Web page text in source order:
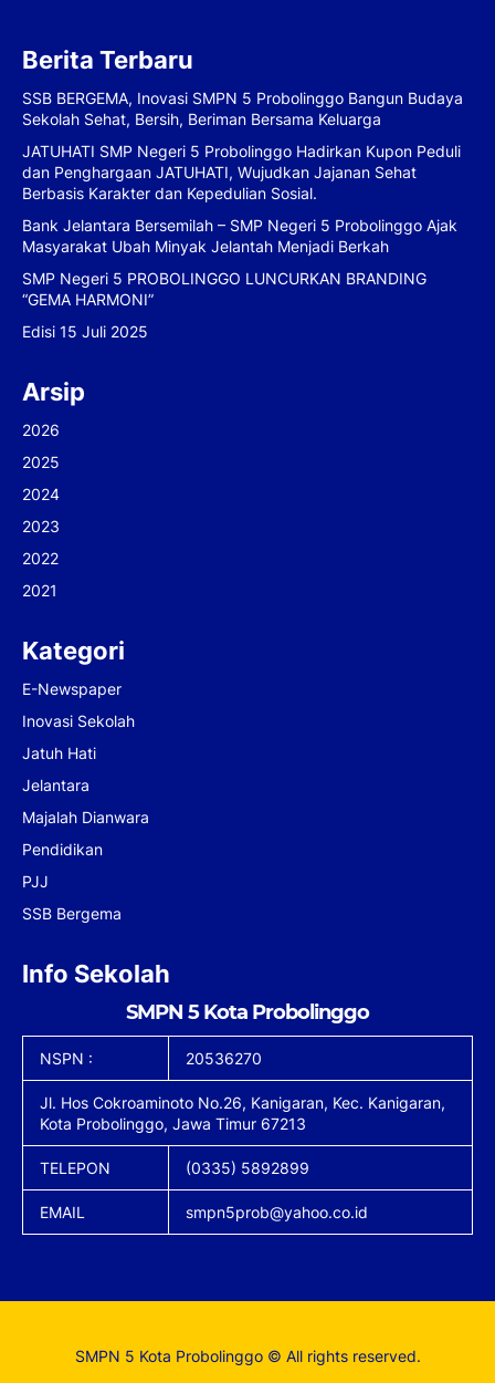
Berita Terbaru
SSB BERGEMA, Inovasi SMPN 5 Probolinggo Bangun Budaya
Sekolah Sehat, Bersih, Beriman Bersama Keluarga
JATUHATI SMP Negeri 5 Probolinggo Hadirkan Kupon Peduli
dan Penghargaan JATUHATI, Wujudkan Jajanan Sehat
Berbasis Karakter dan Kepedulian Sosial.
Bank Jelantara Bersemilah – SMP Negeri 5 Probolinggo Ajak
Masyarakat Ubah Minyak Jelantah Menjadi Berkah
SMP Negeri 5 PROBOLINGGO LUNCURKAN BRANDING
“GEMA HARMONI”
Edisi 15 Juli 2025
Arsip
2026
2025
2024
2023
2022
2021
Kategori
E-Newspaper
Inovasi Sekolah
Jatuh Hati
Jelantara
Majalah Dianwara
Pendidikan
PJJ
SSB Bergema
Info Sekolah
SMPN 5 Kota Probolinggo
NSPN : 20536270
Jl. Hos Cokroaminoto No.26, Kanigaran, Kec. Kanigaran,
Kota Probolinggo, Jawa Timur 67213
TELEPON (0335) 5892899
EMAIL smpn5prob@yahoo.co.id
SMPN 5 Kota Probolinggo © All rights reserved.